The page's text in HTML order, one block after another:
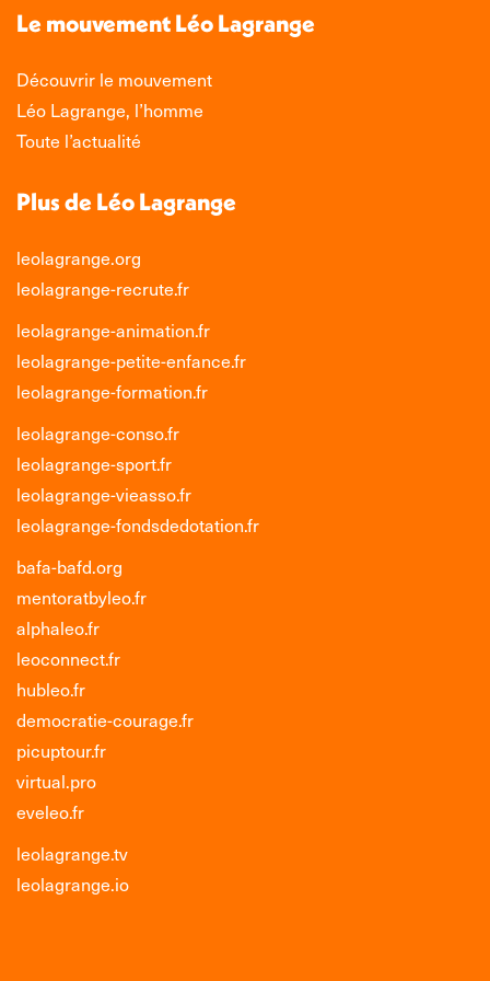
fenêtrefenêtrefenêtre
nouvelle
fenêtre
Le mouvement Léo Lagrange
Découvrir le mouvement
Léo Lagrange, l’homme
Toute l’actualité
Plus de Léo Lagrange
leolagrange.org
leolagrange-recrute.fr
leolagrange-animation.fr
leolagrange-petite-enfance.fr
leolagrange-formation.fr
leolagrange-conso.fr
leolagrange-sport.fr
leolagrange-vieasso.fr
leolagrange-fondsdedotation.fr
bafa-bafd.org
mentoratbyleo.fr
alphaleo.fr
leoconnect.fr
hubleo.fr
democratie-courage.fr
picuptour.fr
virtual.pro
eveleo.fr
leolagrange.tv
leolagrange.io